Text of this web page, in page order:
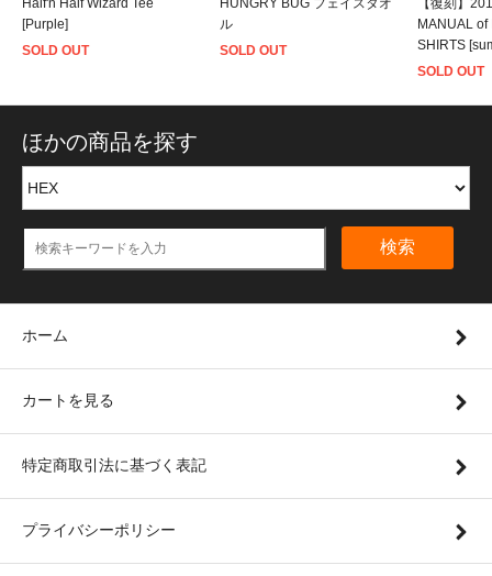
Half'n Half Wizard Tee
[Purple]
SOLD OUT
HUNGRY BUG フェイスタオ
ル
SOLD OUT
【復刻】
MANUAL
SHIRTS
SOLD OUT
ほかの商品を探す
検索
ホーム
カートを見る
特定商取引法に基づく表記
プライバシーポリシー